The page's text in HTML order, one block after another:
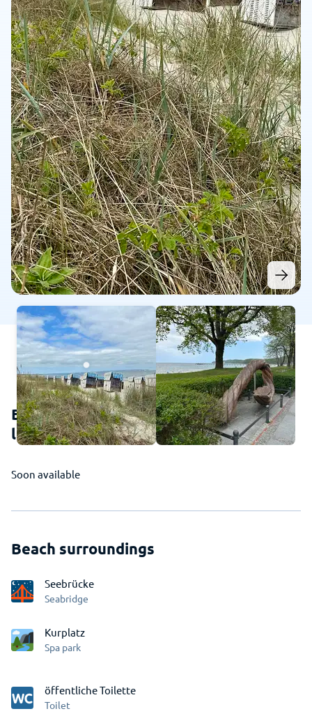
Binz (Rügen) - This is how the beach
looks
Soon available
Beach surroundings
Seebrücke
Seabridge
Kurplatz
Spa park
öffentliche Toilette
Toilet